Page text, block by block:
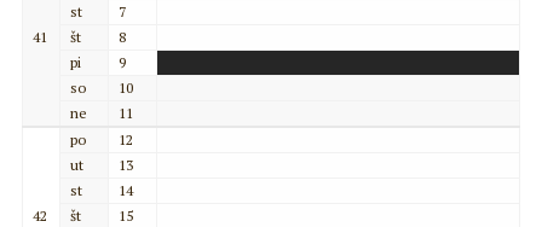
41
st
7
št
8
pi
9
so
10
ne
11
42
po
12
ut
13
st
14
št
15